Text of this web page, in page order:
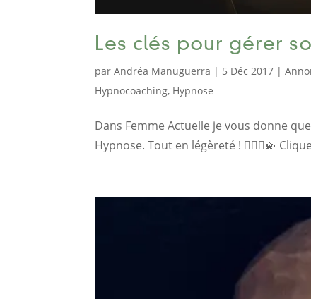
Les clés pour gérer
parAndréa Manuguerra | 5 Déc 2017 |
Hypnocoaching, Hypnose
Dans Femme Actuelle je vous donne
Hypnose. Tout en légèreté ! 🧚🏼‍♀️💫